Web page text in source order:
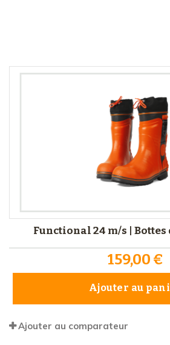
Functional 24 m/s |
159,00 €
Ajouter au
Ajouter au comparateur